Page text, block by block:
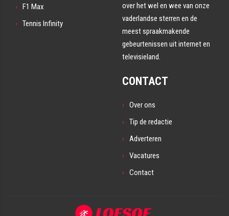
F1 Max
Tennis Infinity
over het wel en wee van onze
vaderlandse sterren en de
meest spraakmakende
gebeurtenissen uit internet en
televisieland.
CONTACT
Over ons
Tip de redactie
Adverteren
Vacatures
Contact